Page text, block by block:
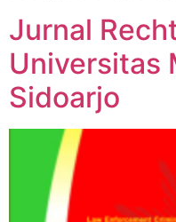
Jurnal
Universitas
Sidoarjo